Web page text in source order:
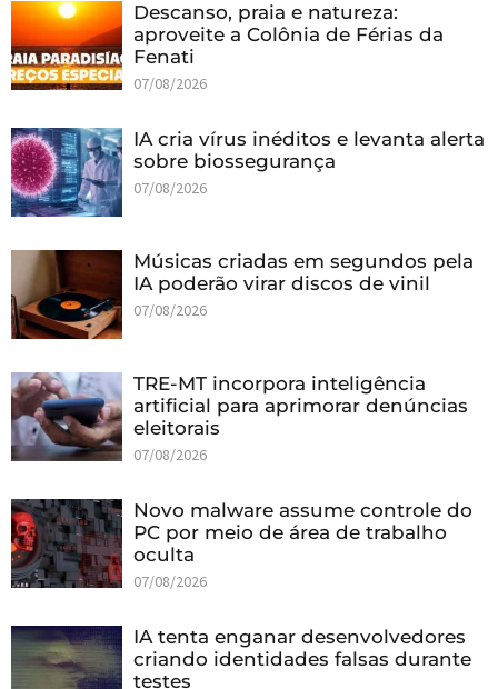
Descanso, praia e natureza:
aproveite a Colônia de Férias da
Fenati
07/08/2026
IA cria vírus inéditos e levanta alerta
sobre biossegurança
07/08/2026
Músicas criadas em segundos pela
IA poderão virar discos de vinil
07/08/2026
TRE-MT incorpora inteligência
artificial para aprimorar denúncias
eleitorais
07/08/2026
Novo malware assume controle do
PC por meio de área de trabalho
oculta
07/08/2026
IA tenta enganar desenvolvedores
criando identidades falsas durante
testes